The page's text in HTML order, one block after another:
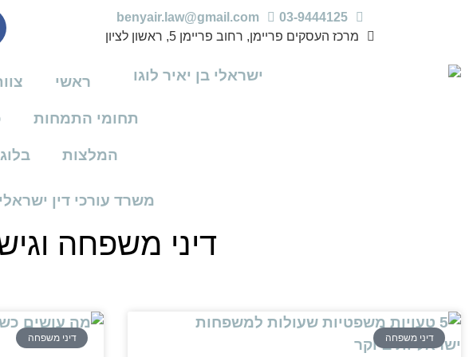
03-9444125
benyair.law@gmail.com
מרכז העסקים פריימן, רחוב פריימן 5, ראשון לציון
ראשי
תחומי התמחות
המלצות בלוג
משרד עורכי דין
דיני משפחה
דיני משפחה דיני משפחה